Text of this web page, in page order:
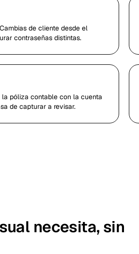
de cliente desde el
contraseñas distintas.
la póliza contable con la cuenta
de capturar a revisar.
necesita, sin